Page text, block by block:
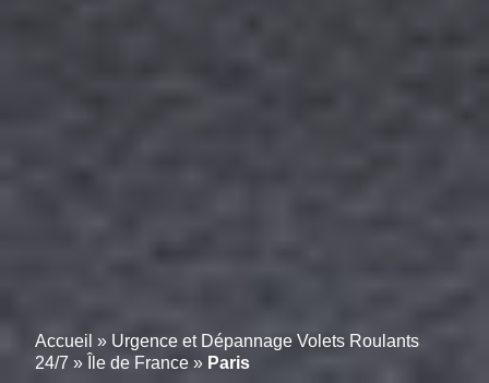
Accueil » Urgence et Dépannage Volets Roulants
24/7 » Île de France » Paris